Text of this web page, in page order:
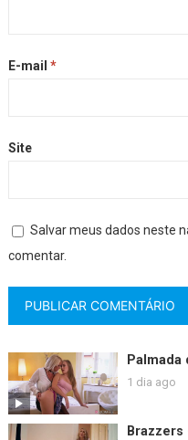
E-mail *
Site
Salvar meus dados neste
comentar.
Palmada
1 dia ago
Brazzers